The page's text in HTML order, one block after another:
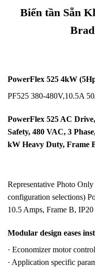
Biến tần Sẵn
PowerFlex 525 4kW
PF525 380-480V,10.5A
PowerFlex 525 AC
Safety, 480 VAC, 3
kW Heavy Duty, Frame
Representative Photo
configuration selections)
10.5 Amps, Frame B,
Modular design eases
· Economizer motor
· Application specific